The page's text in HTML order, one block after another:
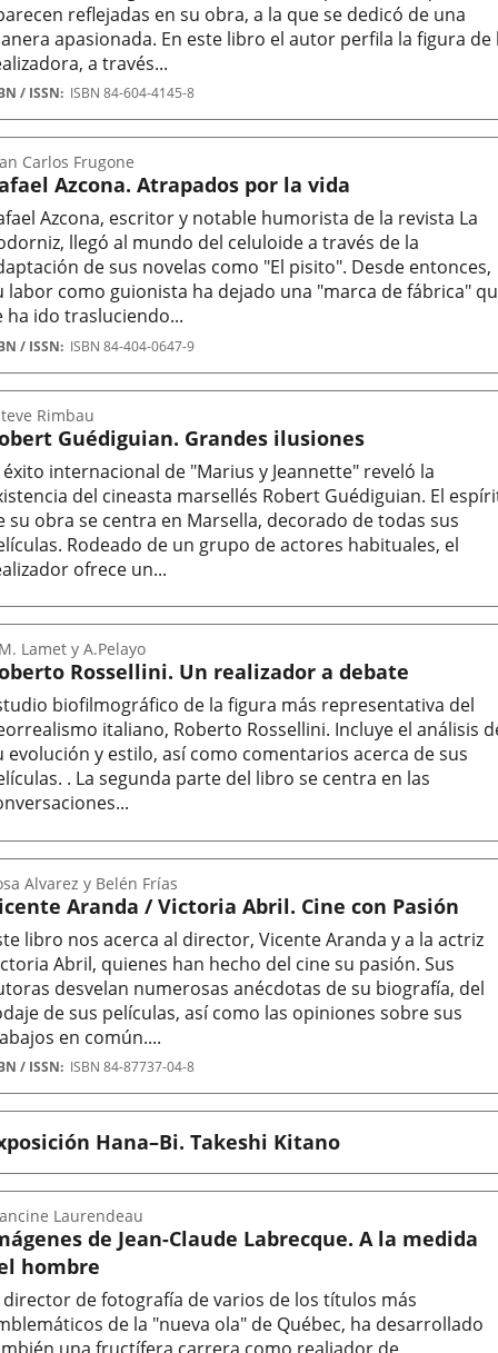
reflejadas en su obra, a la que se dedicó de una
apasionada. En este libro el autor perfila la figura de
a través...
/ ISSN ISBN 84-604-4145-8
Azcona. Atrapados por la vida
Azcona, escritor y notable humorista de la revista La
llegó al mundo del celuloide a través de la
de sus novelas como "El pisito". Desde entonces,
labor como guionista ha dejado una "marca de fábrica"
ha ido trasluciendo...
Carlos Frugone
/ ISSN ISBN 84-404-0647-9
Guédiguian. Grandes ilusiones
éxito internacional de "Marius y Jeannette" reveló la
del cineasta marsellés Robert Guédiguian. El
su obra se centra en Marsella, decorado de todas sus
Rodeado de un grupo de actores habituales, el
ofrece un...
Rimbau
Rossellini. Un realizador a debate
biofilmográfico de la figura más representativa del
italiano, Roberto Rossellini. Incluye el análisis
evolución y estilo, así como comentarios acerca de sus
. La segunda parte del libro se centra en las
Lamet y A.Pelayo
Aranda / Victoria Abril. Cine con Pasión
libro nos acerca al director, Vicente Aranda y a la actriz
Abril, quienes han hecho del cine su pasión. Sus
desvelan numerosas anécdotas de su biografía, del
de sus películas, así como las opiniones sobre sus
en común....
Alvarez y Belén Frías
/ ISSN ISBN 84-87737-04-8
Hana–Bi. Takeshi Kitano
de Jean-Claude Labrecque. A la medida
hombre
director de fotografía de varios de los títulos más
de la "nueva ola" de Québec, ha desarrollado
Laurendeau